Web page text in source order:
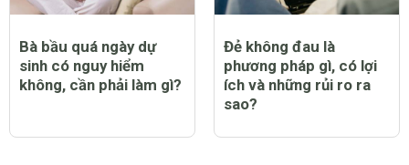
Bà bầu quá ngày dự
sinh có nguy hiểm
không, cần phải làm gì?
Đẻ không đau là
phương pháp gì, có lợi
ích và những rủi ro ra
sao?